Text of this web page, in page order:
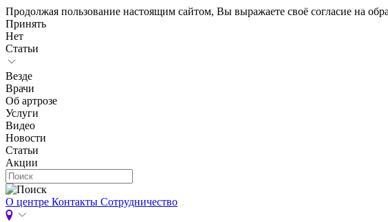
Продолжая пользование настоящим сайтом, Вы выражаете своё согласие на
Принять
Нет
Статьи
Везде
Врачи
Об артрозе
Услуги
Видео
Новости
Статьи
Акции
О центре Контакты Сотрудничество